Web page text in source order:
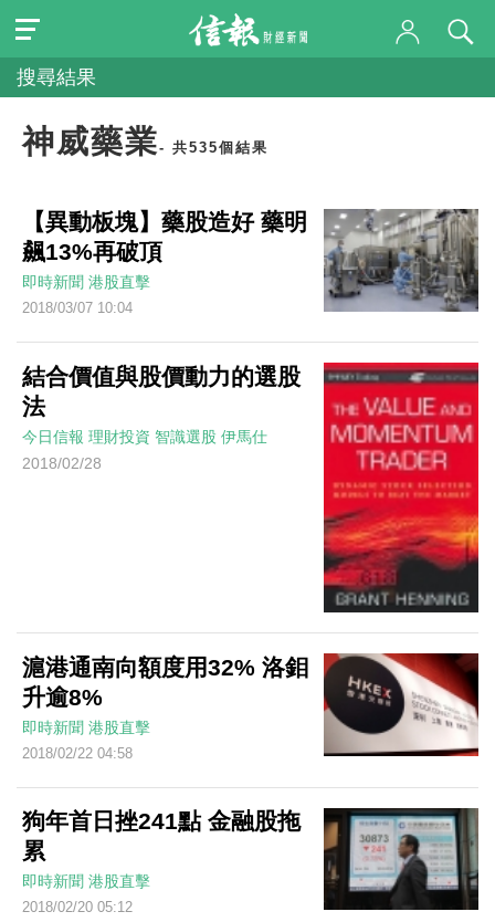
搜尋結果
神威藥業- 共535個結果
【異動板塊】藥股造好 藥明
飆13%再破頂
即時新聞 港股直擊
2018/03/07 10:04
結合價值與股價動力的選股
法
今日信報 理財投資 智識選股 伊馬仕
2018/02/28
滬港通南向額度用32% 洛鉬
升逾8%
即時新聞 港股直擊
2018/02/22 04:58
狗年首日挫241點 金融股拖
累
即時新聞 港股直擊
2018/02/20 05:12